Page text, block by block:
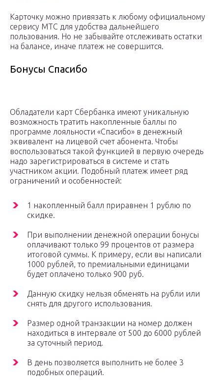
Карточку можно привязать к любому официальному
сервису МТС для удобства дальнейшего
пользования. Но не забывайте отслеживать остатки
на балансе, иначе платеж не совершится.
Бонусы Спасибо
Обладатели карт Сбербанка имеют уникальную
возможность тратить накопленные баллы по
программе лояльности «Спасибо» в денежный
эквивалент на лицевой счет абонента. Чтобы
воспользоваться такой функцией в первую очередь
надо зарегистрироваться в системе и стать
участником акции. Подобный платеж имеет ряд
ограничений и особенностей:
1 накопленный балл приравнен 1 рублю по
скидке.
При выполнении денежной операции бонусы
оплачивают только 99 процентов от размера
итоговой суммы. К примеру, если вы написали
1000 рублей, то премиальными единицами
будет оплачено только 900 руб.
Данную скидку нельзя обменять на рубли или
снять для другого использования.
Размер одной транзакции на номер должен
находиться в интервале от 500 до 6000 рублей
за суточный период.
В день позволяется выполнить не более 3
подобных операций.